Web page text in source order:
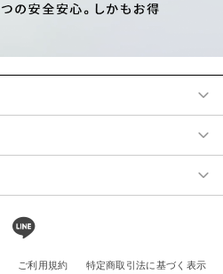
ご利用規約
特定商取引法に基づく表示